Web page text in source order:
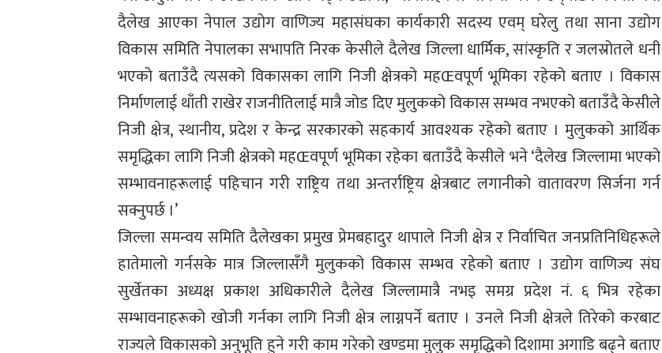
दैलेख आएका नेपाल उद्योग वाणिज्य महासंघका कार्यकारी सदस्य एवम् घरेलु तथा साना उद्योग
विकास समिति नेपालका सभापति निरक केसीले दैलेख जिल्ला धार्मिक, सांस्कृति र जलस्रोतले धनी
भएको बताउँदै त्यसको विकासका लागि निजी क्षेत्रको महŒवपूर्ण भूमिका रहेको बताए । विकास
निर्माणलाई थाँती राखेर राजनीतिलाई मात्रै जोड दिए मुलुकको विकास सम्भव नभएको बताउँदै केसीले
निजी क्षेत्र, स्थानीय, प्रदेश र केन्द्र सरकारको सहकार्य आवश्यक रहेको बताए । मुलुकको आर्थिक
समृद्धिका लागि निजी क्षेत्रको महŒवपूर्ण भूमिका रहेका बताउँदै केसीले भने ‘दैलेख जिल्लामा भएको
सम्भावनाहरूलाई पहिचान गरी राष्ट्रिय तथा अन्तर्राष्ट्रिय क्षेत्रबाट लगानीको वातावरण सिर्जना गर्न
सक्नुपर्छ ।’
जिल्ला समन्वय समिति दैलेखका प्रमुख प्रेमबहादुर थापाले निजी क्षेत्र र निर्वाचित जनप्रतिनिधिहरूले
हातेमालो गर्नसके मात्र जिल्लासँगै मुलुकको विकास सम्भव रहेको बताए । उद्योग वाणिज्य संघ
सुर्खेतका अध्यक्ष प्रकाश अधिकारीले दैलेख जिल्लामात्रै नभइ समग्र प्रदेश नं. ६ भित्र रहेका
सम्भावनाहरूको खोजी गर्नका लागि निजी क्षेत्र लाग्नपर्ने बताए । उनले निजी क्षेत्रले तिरेको करबाट
राज्यले विकासको अनुभूति हुने गरी काम गरेको खण्डमा मुलुक समृद्धिको दिशामा अगाडि बढ्ने बताए